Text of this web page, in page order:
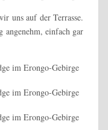
uns auf der Terrasse.
angenehm, einfach gar